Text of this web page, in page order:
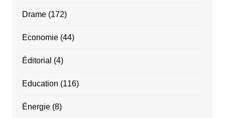
Drame(172)
Economie(44)
Éditorial (4)
Education (116)
Énergie(8)